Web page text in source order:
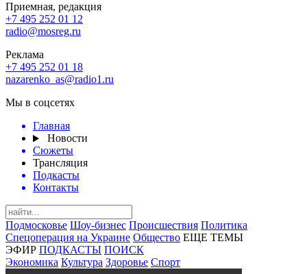
Приемная, редакция
+7 495 252 01 12
radio@mosreg.ru
Реклама
+7 495 252 01 18
nazarenko_as@radio1.ru
Мы в соцсетях
Главная
Новости
Сюжеты
Трансляция
Подкасты
Контакты
Подмосковье Шоу-бизнес Происшествия Политика
Спецоперация на Украине Общество ЕЩЕ ТЕМЫ
ЭФИР ПОДКАСТЫ ПОИСК
Экономика Культура Здоровье Спорт